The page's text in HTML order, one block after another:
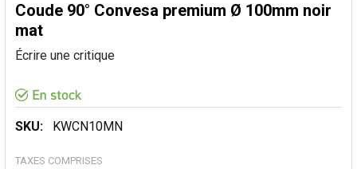
Coude 90° Convesa premium Ø 100mm noir
mat
Écrire une critique
SKU: KWCN10MN
TAXES COMPRISES